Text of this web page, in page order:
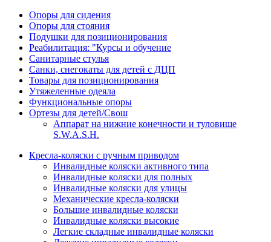
Опоры для сидения
Опоры для стояния
Подушки для позиционирования
Реабилитация: "Курсы и обучение
Санитарные стулья
Санки, снегокаты для детей с ДЦП
Товары для позиционирования
Утяжеленные одеяла
Функциональные опоры
Ортезы для детей/Свош
Аппарат на нижние конечности и туловище
S.W.A.S.H.
Кресла-коляски с ручным приводом
Инвалидные коляски активного типа
Инвалидные коляски для полных
Инвалидные коляски для улицы
Механические кресла-коляски
Большие инвалидные коляски
Инвалидные коляски высокие
Легкие складные инвалидные коляски